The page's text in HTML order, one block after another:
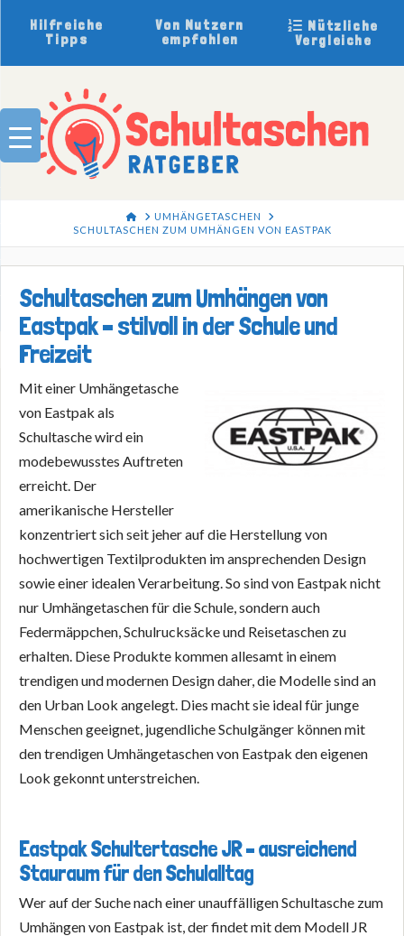
Hilfreiche
Tipps
Von Nutzern
empfohlen
Nützliche
Vergleiche
HOMEUMHÄNGETASCHEN
SCHULTASCHEN ZUM UMHÄNGEN VON EASTPAK
Schultaschen zum Umhängen von
Eastpak – stilvoll in der Schule und
Freizeit
Mit einer Umhängetasche
von Eastpak als
Schultasche wird ein
modebewusstes Auftreten
erreicht. Der
amerikanische Hersteller
konzentriert sich seit jeher auf die Herstellung von
hochwertigen Textilprodukten im ansprechenden Design
sowie einer idealen Verarbeitung. So sind von Eastpak nicht
nur Umhängetaschen für die Schule, sondern auch
Federmäppchen, Schulrucksäcke und Reisetaschen zu
erhalten. Diese Produkte kommen allesamt in einem
trendigen und modernen Design daher, die Modelle sind an
den Urban Look angelegt. Dies macht sie ideal für junge
Menschen geeignet, jugendliche Schulgänger können mit
den trendigen Umhängetaschen von Eastpak den eigenen
Look gekonnt unterstreichen.
Eastpak Schultertasche JR – ausreichend
Stauraum für den Schulalltag
Wer auf der Suche nach einer unauffälligen Schultasche zum
Umhängen von Eastpak ist, der findet mit dem Modell JR